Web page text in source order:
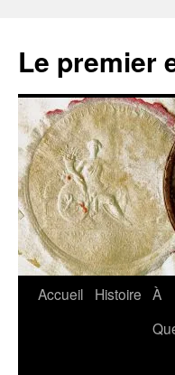
contenu
Le premier
Accueil Histoire À